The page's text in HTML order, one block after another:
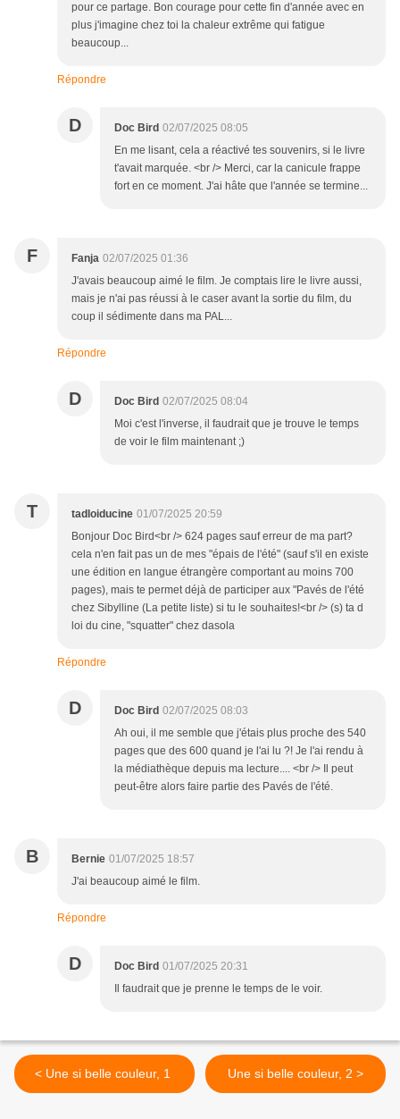
pour ce partage. Bon courage pour cette fin d'année avec en
plus j'imagine chez toi la chaleur extrême qui fatigue
beaucoup...
Répondre
D Doc Bird 02/07/2025 08:05
En me lisant, cela a réactivé tes souvenirs, si le livre
t'avait marquée. <br /> Merci, car la canicule frappe
fort en ce moment. J'ai hâte que l'année se termine...
F Fanja 02/07/2025 01:36
J'avais beaucoup aimé le film. Je comptais lire le livre aussi,
mais je n'ai pas réussi à le caser avant la sortie du film, du
coup il sédimente dans ma PAL...
Répondre
D Doc Bird 02/07/2025 08:04
Moi c'est l'inverse, il faudrait que je trouve le temps
de voir le film maintenant ;)
T tadloiducine 01/07/2025 20:59
Bonjour Doc Bird<br /> 624 pages sauf erreur de ma part?
cela n'en fait pas un de mes "épais de l'été" (sauf s'il en existe
une édition en langue étrangère comportant au moins 700
pages), mais te permet déjà de participer aux "Pavés de l'été
chez Sibylline (La petite liste) si tu le souhaites!<br /> (s) ta d
loi du cine, "squatter" chez dasola
Répondre
D Doc Bird 02/07/2025 08:03
Ah oui, il me semble que j'étais plus proche des 540
pages que des 600 quand je l'ai lu ?! Je l'ai rendu à
la médiathèque depuis ma lecture.... <br /> Il peut
peut-être alors faire partie des Pavés de l'été.
B Bernie 01/07/2025 18:57
J'ai beaucoup aimé le film.
Répondre
D Doc Bird 01/07/2025 20:31
Il faudrait que je prenne le temps de le voir.
< Une si belle couleur, 1 Une si belle couleur, 2 >